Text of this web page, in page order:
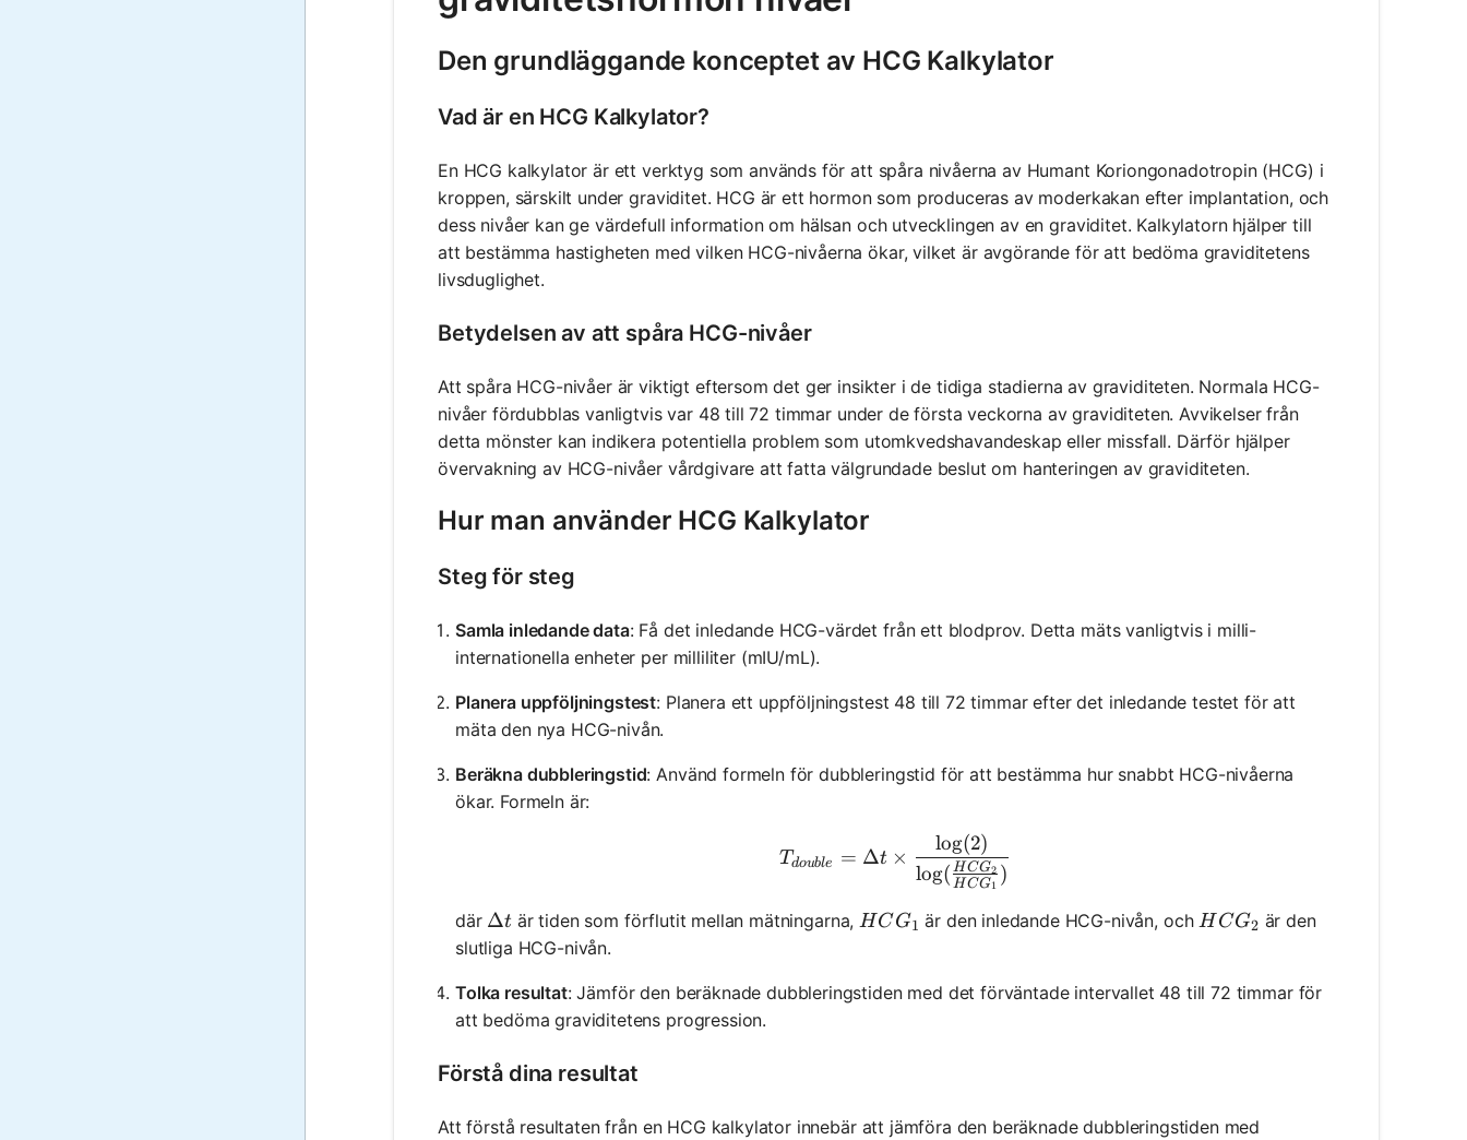
Den grundläggande konceptet av HCG Kalkylator
Vad är en HCG Kalkylator?
En HCG kalkylator är ett verktyg som används för att spåra nivåerna av Humant Koriongonadotropin (HCG) i
kroppen, särskilt under graviditet. HCG är ett hormon som produceras av moderkakan efter implantation, och
dess nivåer kan ge värdefull information om hälsan och utvecklingen av en graviditet. Kalkylatorn hjälper till
att bestämma hastigheten med vilken HCG-nivåerna ökar, vilket är avgörande för att bedöma graviditetens
livsduglighet.
Betydelsen av att spåra HCG-nivåer
Att spåra HCG-nivåer är viktigt eftersom det ger insikter i de tidiga stadierna av graviditeten. Normala HCG-
nivåer fördubblas vanligtvis var 48 till 72 timmar under de första veckorna av graviditeten. Avvikelser från
detta mönster kan indikera potentiella problem som utomkvedshavandeskap eller missfall. Därför hjälper
övervakning av HCG-nivåer vårdgivare att fatta välgrundade beslut om hanteringen av graviditeten.
Hur man använder HCG Kalkylator
Steg för steg
Samla inledande data: Få det inledande HCG-värdet från ett blodprov. Detta mäts vanligtvis i milli-
internationella enheter per milliliter (mIU/mL).
Planera uppföljningstest: Planera ett uppföljningstest 48 till 72 timmar efter det inledande testet för att
mäta den nya HCG-nivån.
Beräkna dubbleringstid: Använd formeln för dubbleringstid för att bestämma hur snabbt HCG-nivåerna
ökar. Formeln är:
T_{double} = \Delta t \times
Tdouble = Δt ×
log( HCG1
HCG2 )
log(2)
där \Delta t
Δt är tiden som förflutit mellan mätningarna, HCG_1
HCG1 är den inledande HCG-nivån, och HCG_2
H CG2 är den
slutliga HCG-nivån.
Tolka resultat: Jämför den beräknade dubbleringstiden med det förväntade intervallet 48 till 72 timmar för
att bedöma graviditetens progression.
Förstå dina resultat
Att förstå resultaten från en HCG kalkylator innebär att jämföra den beräknade dubbleringstiden med